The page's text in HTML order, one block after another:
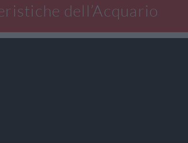
dell’Acquario